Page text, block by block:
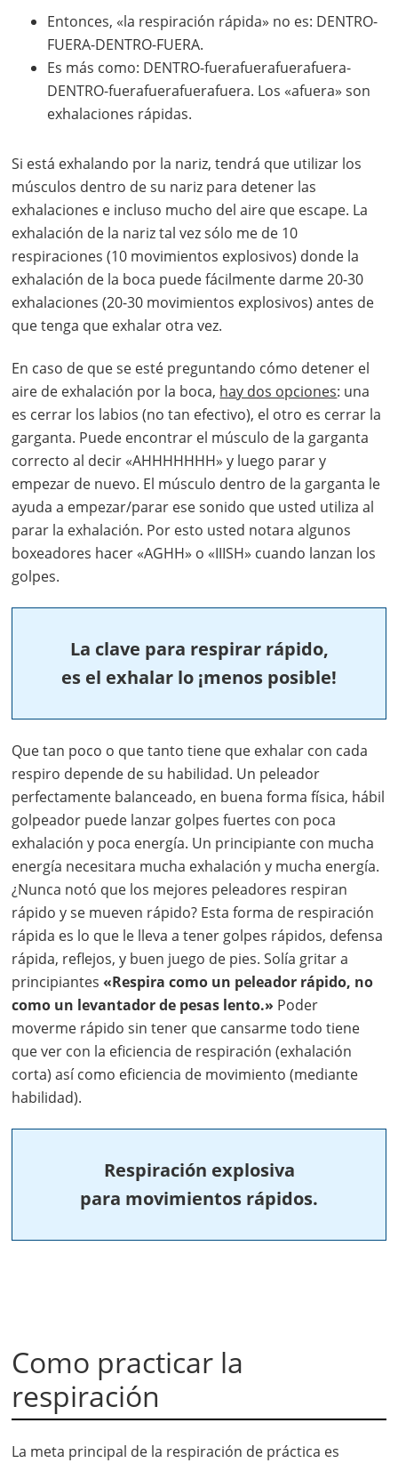
Entonces, «la respiración rápida» no es: DENTRO-
FUERA-DENTRO-FUERA.
Es más como: DENTRO-fuerafuerafuerafuera-
DENTRO-fuerafuerafuerafuera. Los «afuera» son
exhalaciones rápidas.
Si está exhalando por la nariz, tendrá que utilizar los
músculos dentro de su nariz para detener las
exhalaciones e incluso mucho del aire que escape. La
exhalación de la nariz tal vez sólo me de 10
respiraciones (10 movimientos explosivos) donde la
exhalación de la boca puede fácilmente darme 20-30
exhalaciones (20-30 movimientos explosivos) antes de
que tenga que exhalar otra vez.
En caso de que se esté preguntando cómo detener el
aire de exhalación por la boca, hay dos opciones: una
es cerrar los labios (no tan efectivo), el otro es cerrar la
garganta. Puede encontrar el músculo de la garganta
correcto al decir «AHHHHHHH» y luego parar y
empezar de nuevo. El músculo dentro de la garganta le
ayuda a empezar/parar ese sonido que usted utiliza al
parar la exhalación. Por esto usted notara algunos
boxeadores hacer «AGHH» o «IIISH» cuando lanzan los
golpes.
La clave para respirar rápido,
es el exhalar lo ¡menos posible!
Que tan poco o que tanto tiene que exhalar con cada
respiro depende de su habilidad. Un peleador
perfectamente balanceado, en buena forma física, hábil
golpeador puede lanzar golpes fuertes con poca
exhalación y poca energía. Un principiante con mucha
energía necesitara mucha exhalación y mucha energía.
¿Nunca notó que los mejores peleadores respiran
rápido y se mueven rápido? Esta forma de respiración
rápida es lo que le lleva a tener golpes rápidos, defensa
rápida, reflejos, y buen juego de pies. Solía gritar a
principiantes«Respira como un peleador rápido, no
como un levantador de pesas lento.» Poder
moverme rápido sin tener que cansarme todo tiene
que ver con la eficiencia de respiración (exhalación
corta) así como eficiencia de movimiento (mediante
habilidad).
Respiración explosiva
para movimientos rápidos.
Como practicar la
respiración
La meta principal de la respiración de práctica es